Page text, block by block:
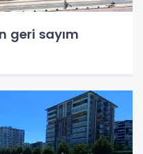
geri sayım